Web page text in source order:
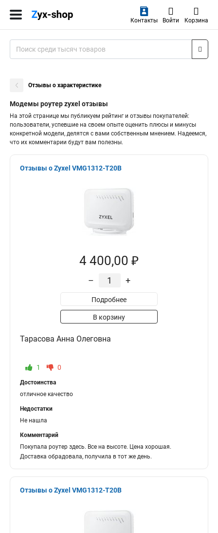
Контакты Войти Корзина
Отзывы о характеристике
Модемы роутер zyxel отзывы
На этой странице мы публикуем рейтинг и отзывы покупателей:
пользователи, успевшие на своем опыте оценить плюсы и минусы
конкретной модели, делятся с вами собственным мнением. Надеемся,
что их комментарии будут вам полезны.
Отзывы о Zyxel VMG1312-T20B
4 400,00 ₽
– +
Подробнее
В корзину
Тарасова Анна Олеговна
1 0
Достоинства
отличное качество
Недостатки
Не нашла
Комментарий
Покупала роутер здесь. Все на высоте. Цена хорошая.
Доставка обрадовала, получила в тот же день.
Отзывы о Zyxel VMG1312-T20B